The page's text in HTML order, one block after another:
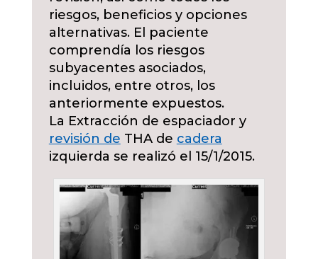
riesgos, beneficios y opciones
alternativas. El paciente
comprendía los riesgos
subyacentes asociados,
incluidos, entre otros, los
anteriormente expuestos.
La Extracción de espaciador y
revisión de THA de cadera
izquierda se realizó el 15/1/2015.